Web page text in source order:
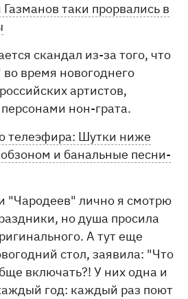
таки прорвались в
скандал из-за того, что
время новогоднего
артистов,
нон-грата.
телеэфира: Шутки ниже
и банальные песни-
"Чародеев" лично я смотрю
но душа просила
А тут еще
стол, заявила: "Что
включать?! У них одна и
год: каждый раз поют